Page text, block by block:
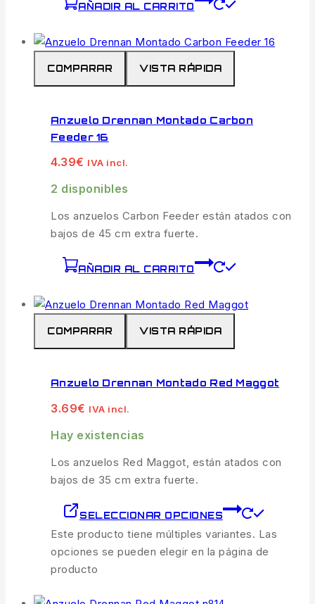
AÑADIR AL CARRITO
COMPARAR VISTA RÁPIDA
Anzuelo Drennan Montado Carbon
Feeder 16
4.39€ IVA incl.
2 disponibles
Los anzuelos Carbon Feeder están atados con
bajos de 45 cm extra fuerte.
AÑADIR AL CARRITO
COMPARAR VISTA RÁPIDA
Anzuelo Drennan Montado Red Maggot
3.69€ IVA incl.
Hay existencias
Los anzuelos Red Maggot, están atados con
bajos de 35 cm extra fuerte.
SELECCIONAR OPCIONES
Este producto tiene múltiples variantes. Las
opciones se pueden elegir en la página de
producto